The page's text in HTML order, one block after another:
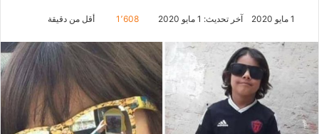
1 مايو 2020 آخر تحديث: 1 مايو 2020 1٬608 أقل من دقيقة